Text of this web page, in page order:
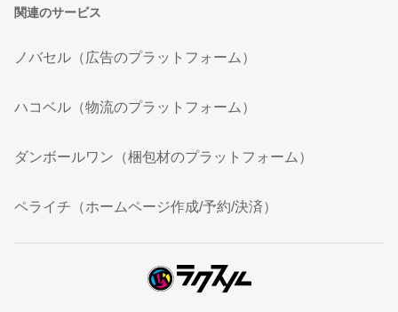
関連のサービス
ノバセル（広告のプラットフォーム）
ハコベル（物流のプラットフォーム）
ダンボールワン（梱包材のプラットフォーム）
ペライチ（ホームページ作成/予約/決済）